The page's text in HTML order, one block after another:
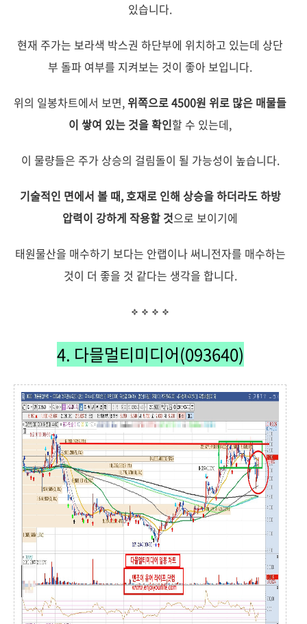
있습니다.
현재 주가는 보라색 박스권 하단부에 위치하고 있는데 상단
부 돌파 여부를 지켜보는 것이 좋아 보입니다.
위의 일봉차트에서 보면,위쪽으로 4500원 위로 많은 매물들
이 쌓여 있는 것을 확인할 수 있는데,
이 물량들은 주가 상승의 걸림돌이 될 가능성이 높습니다.
기술적인 면에서 볼 때, 호재로 인해 상승을 하더라도 하방
압력이 강하게 작용할 것으로 보이기에
태원물산을 매수하기 보다는 안랩이나 써니전자를 매수하는
것이 더 좋을 것 같다는 생각을 합니다.
4. 다믈멀티미디어(093640)